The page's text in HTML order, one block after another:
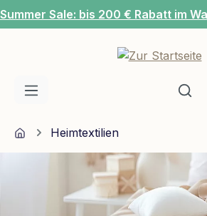
Zum Hauptinhalt springen
Summer Sale: bis 200 € Rabatt im
HomeHeimtextilien